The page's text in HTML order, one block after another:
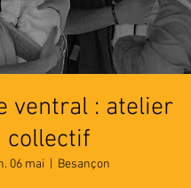
ventral : atelier
collectif
06 mai Besançon